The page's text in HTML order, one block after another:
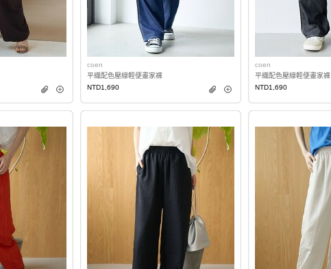
coen
平織配色壓線輕便畫家褲
NTD1,690
coen
平織配色壓線輕便畫家褲
NTD1,690